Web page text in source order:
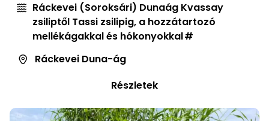
Ráckevei (Soroksári) Dunaág Kvassay
zsiliptől Tassi zsilipig, a hozzátartozó
mellékágakkal és hókonyokkal
Ráckevei Duna-ág
Részletek